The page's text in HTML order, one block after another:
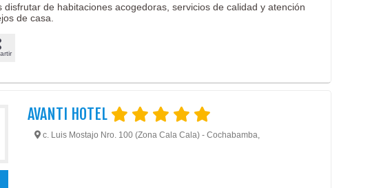
disfrutar de habitaciones acogedoras, servicios de calidad y atención
de casa.
AVANTI HOTEL
c. Luis Mostajo Nro. 100 (Zona Cala Cala) - Cochabamba,